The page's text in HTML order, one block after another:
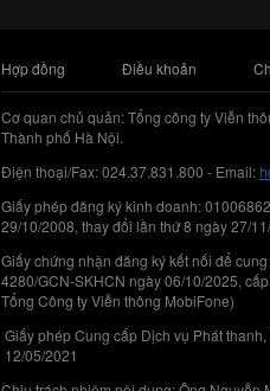
Hợp đồng Điều khoản
Cơ quan chủ quản: Tổng công ty Viễn
Thành phố Hà Nội.
Điện thoại/Fax: 024.37.831.800 - Email:
Giấy phép đăng ký kinh doanh:
29/10/2008, thay đổi lần thứ 8 ngày 27/
Giấy chứng nhận đăng ký kết nối để
4280/GCN-SKHCN ngày 06/10/2025,
Tổng Công ty Viễn thông MobiFone)
Giấy phép Cung cấp Dịch vụ Phát
12/05/2021